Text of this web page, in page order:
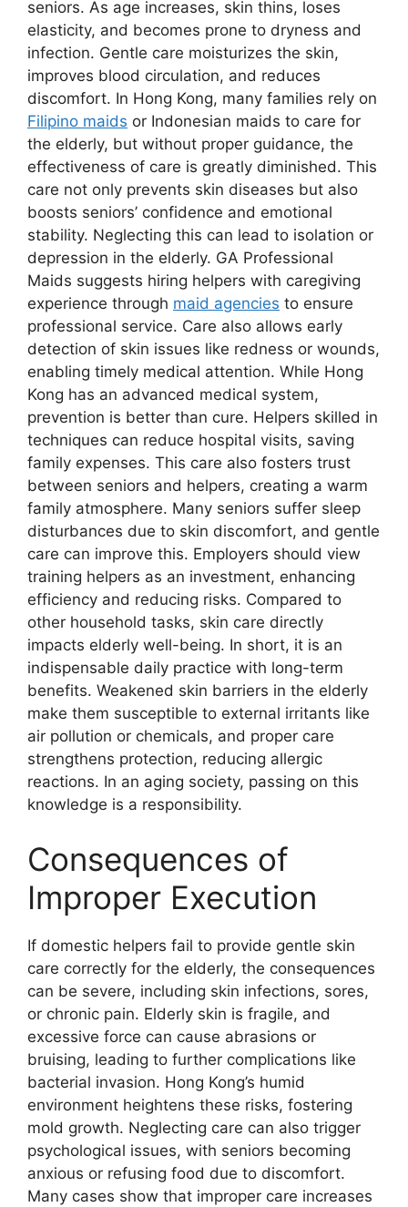
seniors. As age increases, skin thins, loses
elasticity, and becomes prone to dryness and
infection. Gentle care moisturizes the skin,
improves blood circulation, and reduces
discomfort. In Hong Kong, many families rely on
Filipino maids or Indonesian maids to care for
the elderly, but without proper guidance, the
effectiveness of care is greatly diminished. This
care not only prevents skin diseases but also
boosts seniors’ confidence and emotional
stability. Neglecting this can lead to isolation or
depression in the elderly. GA Professional
Maids suggests hiring helpers with caregiving
experience through maid agencies to ensure
professional service. Care also allows early
detection of skin issues like redness or wounds,
enabling timely medical attention. While Hong
Kong has an advanced medical system,
prevention is better than cure. Helpers skilled in
techniques can reduce hospital visits, saving
family expenses. This care also fosters trust
between seniors and helpers, creating a warm
family atmosphere. Many seniors suffer sleep
disturbances due to skin discomfort, and gentle
care can improve this. Employers should view
training helpers as an investment, enhancing
efficiency and reducing risks. Compared to
other household tasks, skin care directly
impacts elderly well-being. In short, it is an
indispensable daily practice with long-term
benefits. Weakened skin barriers in the elderly
make them susceptible to external irritants like
air pollution or chemicals, and proper care
strengthens protection, reducing allergic
reactions. In an aging society, passing on this
knowledge is a responsibility.
Consequences of
Improper Execution
If domestic helpers fail to provide gentle skin
care correctly for the elderly, the consequences
can be severe, including skin infections, sores,
or chronic pain. Elderly skin is fragile, and
excessive force can cause abrasions or
bruising, leading to further complications like
bacterial invasion. Hong Kong’s humid
environment heightens these risks, fostering
mold growth. Neglecting care can also trigger
psychological issues, with seniors becoming
anxious or refusing food due to discomfort.
Many cases show that improper care increases